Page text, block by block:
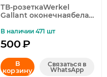
ТВ-розеткаWerkel
Gallant оконечнаябелая
4690389164712
В наличии 471 шт
500₽
В
корзину
Связаться в
WhatsApp